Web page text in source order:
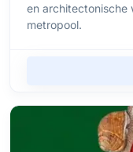
en architectonische
metropool.